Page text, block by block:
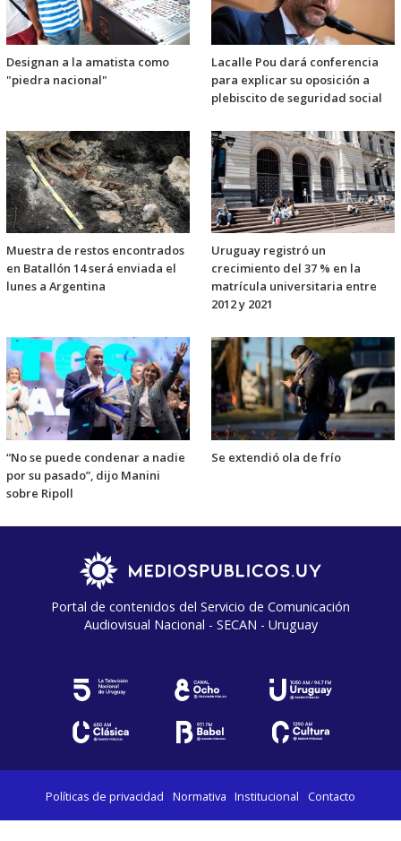
Designan a la amatista como
"piedra nacional"
Lacalle Pou dará conferencia
para explicar su oposición a
plebiscito de seguridad social
Muestra de restos encontrados
en Batallón 14 será enviada el
lunes a Argentina
Uruguay registró un
crecimiento del 37 % en la
matrícula universitaria entre
2012 y 2021
“No se puede condenar a nadie
por su pasado”, dijo Manini
sobre Ripoll
Se extendió ola de frío
Portal de contenidos del Servicio de Comunicación
Audiovisual Nacional - SECAN - Uruguay
Políticas de privacidad Normativa Institucional Contacto